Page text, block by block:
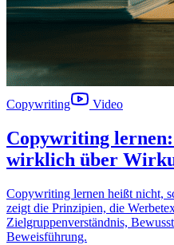
Copywriting Video
Copywriting
wirklich über
Copywriting lernen heißt nicht,
zeigt die Prinzipien, die
Zielgruppenverständnis,
Beweisführung.